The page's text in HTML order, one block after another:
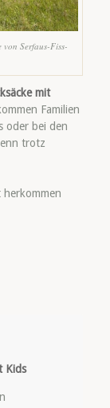
Serfaus-Fiss-
mit
Familien
oder bei den
trotz
herkommen
Kids